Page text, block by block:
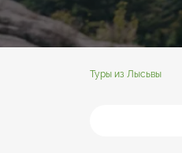
Туры из Лысьвы